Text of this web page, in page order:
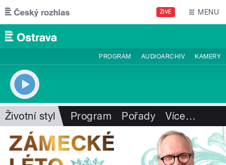
Přejít k hlavnímu obsahu
ŽIVĚ MENU
PROGRAM AUDIOARCHIV KAMERY
Životní styl Program Pořady Více…